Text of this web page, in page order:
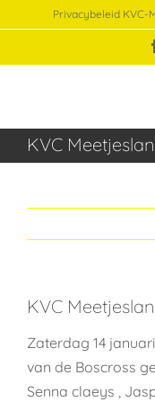
naar
Privacybeleid KVC-
KVC
KVC
Zaterdag 14
van de Boscross
Senna claeys ,